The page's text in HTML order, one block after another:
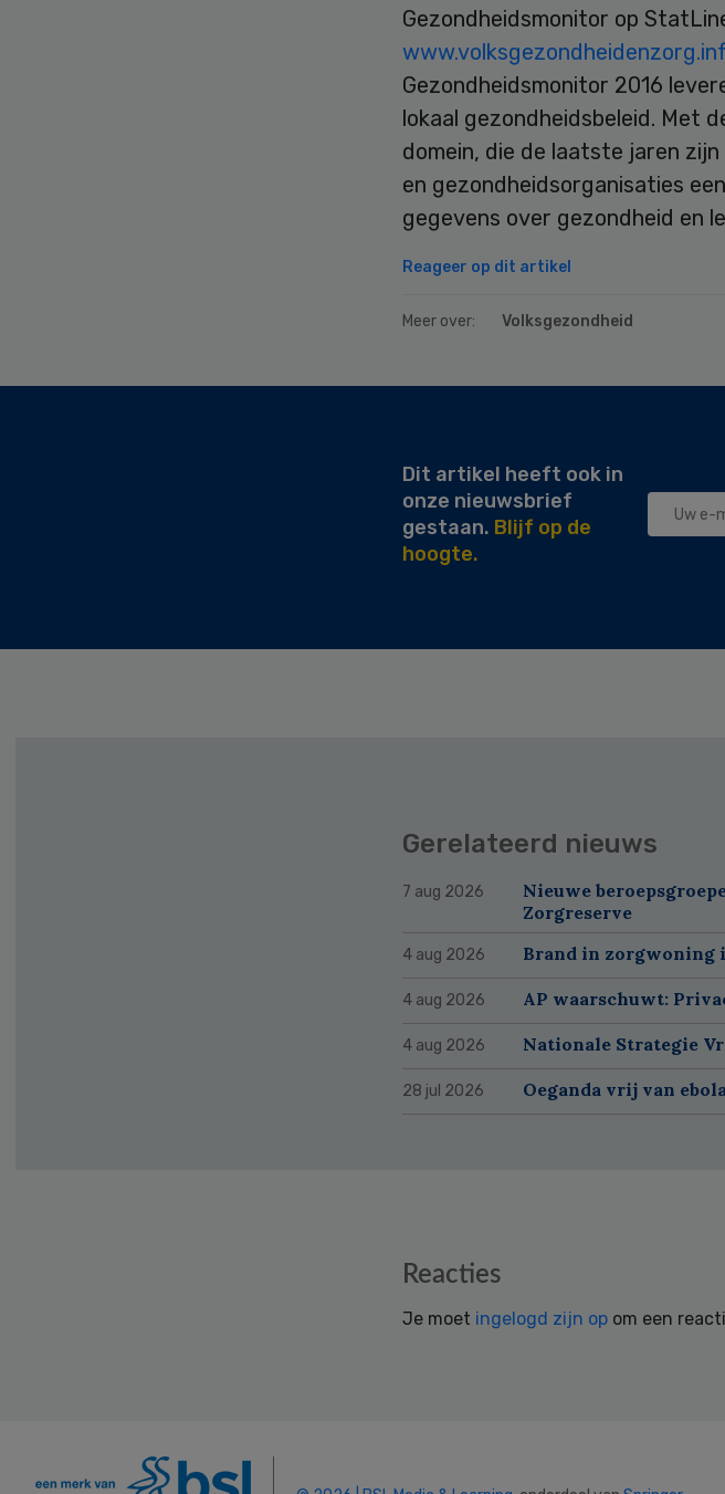
Gezondheidsmonitor op
Gezondheidsmonitor 2016
lokaal gezondheidsbeleid. Met
domein, die de laatste jaren
en gezondheidsorganisaties
gegevens over gezondheid en
Reageer op dit artikel
Meer over: Volksgezondheid
Dit artikel heeft ook in
onze nieuwsbrief
gestaan. Blijf op de
hoogte.
Gerelateerd nieuws
7 aug 2026
Nieuwe
Zorgreserve
4 aug 2026 Brand in zorgwoning
4 aug 2026 AP waarschuwt:
4 aug 2026 Nationale Strategie
28 jul 2026 Oeganda vrij van
Reacties
Je moet ingelogd zijn op om een